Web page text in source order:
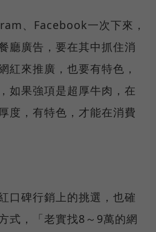
、Facebook一次下來，
廳廣告，要在其中抓住消
紅來推廣，也要有特色，
如果強項是超厚牛肉，在
度，有特色，才能在消費
口碑行銷上的挑選，也確
式，「老實找8～9萬的網